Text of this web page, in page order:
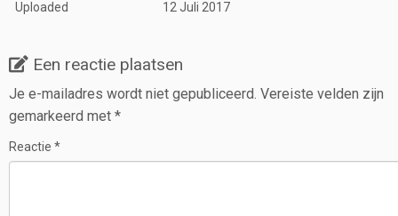
Uploaded
12 Juli 2017
Een reactie plaatsen
Je e-mailadres wordt niet gepubliceerd. Vereiste velden zijn
gemarkeerd met *
Reactie *